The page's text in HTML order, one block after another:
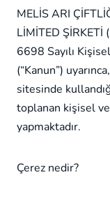
MELİS ARI
LİMİTED ŞİRKETİ
6698 Sayılı
(“Kanun”)
sitesinde
toplanan kişisel
yapmaktadır.
Çerez nedir?